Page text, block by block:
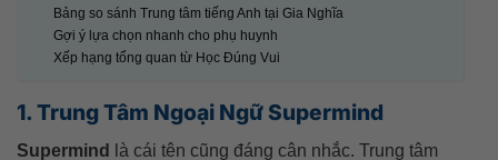
Bảng so sánh Trung tâm tiếng Anh tại Gia Nghĩa
Gợi ý lựa chọn nhanh cho phụ huynh
Xếp hạng tổng quan từ Học Đúng Vui
1. Trung Tâm Ngoại Ngữ Supermind
Supermind
là cái tên cũng đáng cân nhắc. Trung tâm